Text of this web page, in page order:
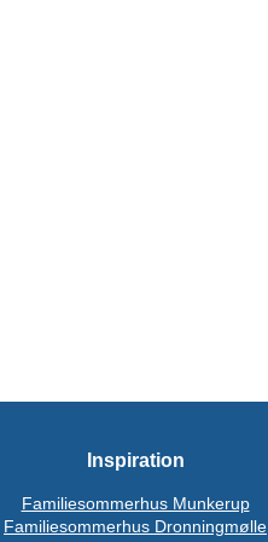
Inspiration
Familiesommerhus Munkerup
Familiesommerhus Dronningmølle